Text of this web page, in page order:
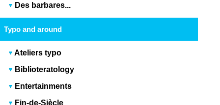
Des barbares...
Typo and around
Ateliers typo
Biblioteratology
Entertainments
Fin-de-Siècle